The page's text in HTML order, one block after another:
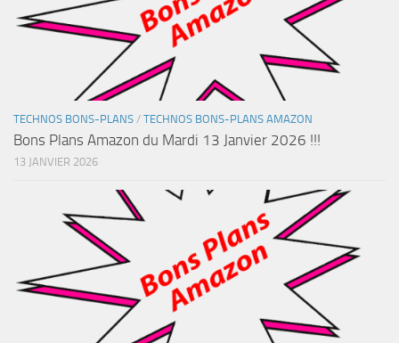
TECHNOS BONS-PLANS / TECHNOS BONS-PLANS AMAZON
Bons Plans Amazon du Mardi 13 Janvier 2026 !!!
13 JANVIER 2026